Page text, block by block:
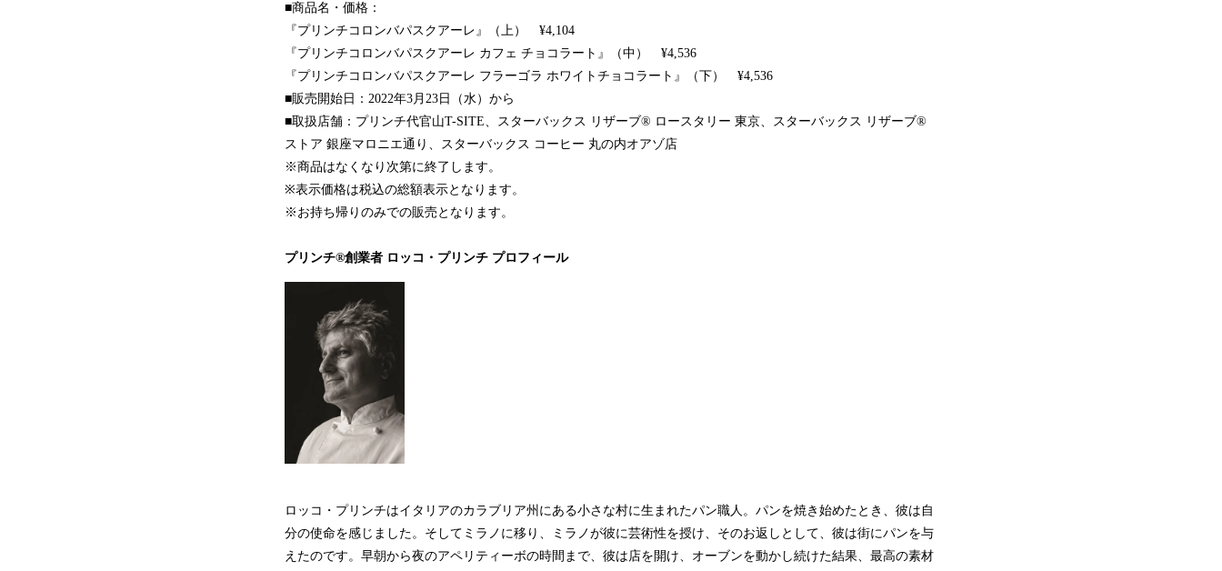
■商品名・価格：
『プリンチコロンバパスクアーレ』（上） ¥4,104
『プリンチコロンバパスクアーレ カフェ チョコラート』（中） ¥4,536
『プリンチコロンバパスクアーレ フラーゴラ ホワイトチョコラート』（下） ¥4,536
■販売開始日：2022年3月23日（水）から
■取扱店舗：プリンチ代官山T-SITE、スターバックス リザーブ® ロースタリー 東京、スターバックス リザーブ®
ストア 銀座マロニエ通り、スターバックス コーヒー 丸の内オアゾ店
※商品はなくなり次第に終了します。
※表示価格は税込の総額表示となります。
※お持ち帰りのみでの販売となります。
プリンチ®創業者 ロッコ・プリンチ プロフィール
ロッコ・プリンチはイタリアのカラブリア州にある小さな村に生まれたパン職人。パンを焼き始めたとき、彼は自
分の使命を感じました。そしてミラノに移り、ミラノが彼に芸術性を授け、そのお返しとして、彼は街にパンを与
えたのです。早朝から夜のアペリティーボの時間まで、彼は店を開け、オーブンを動かし続けた結果、最高の素材